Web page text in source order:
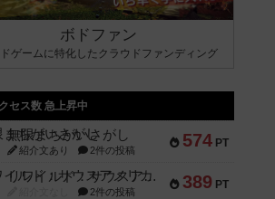
ボドファン
ゲームに特化したクラウドファンディング
セス数 急上昇中
574 PT
無限まちがいさがし
紹介文あり 2件の投稿
389 PT
リワイルド：サウスアメリカ
2件の投稿